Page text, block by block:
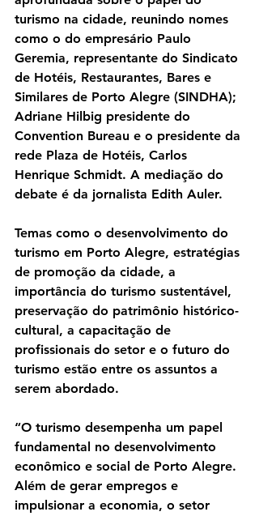
turismo na cidade, reunindo nomes
como o do empresário Paulo
Geremia, representante do Sindicato
de Hotéis, Restaurantes, Bares e
Similares de Porto Alegre (SINDHA);
Adriane Hilbig presidente do
Convention Bureau e o presidente da
rede Plaza de Hotéis, Carlos
Henrique Schmidt. A mediação do
debate é da jornalista Edith Auler.
Temas como o desenvolvimento do
turismo em Porto Alegre, estratégias
de promoção da cidade, a
importância do turismo sustentável,
preservação do patrimônio histórico-
cultural, a capacitação de
profissionais do setor e o futuro do
turismo estão entre os assuntos a
serem abordado.
“O turismo desempenha um papel
fundamental no desenvolvimento
econômico e social de Porto Alegre.
Além de gerar empregos e
impulsionar a economia, o setor